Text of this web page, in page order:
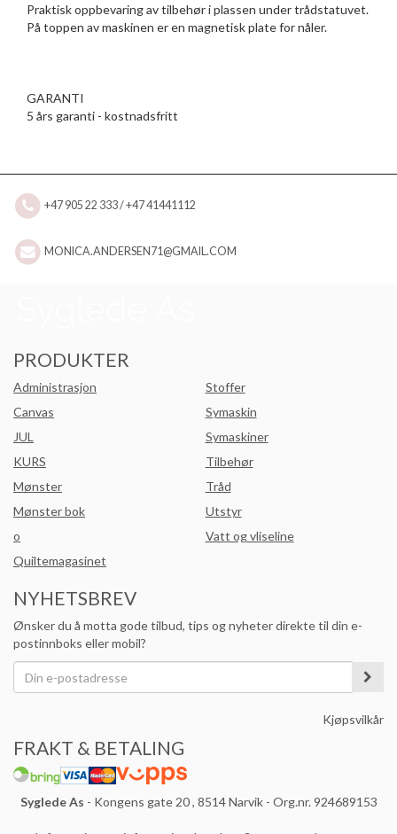
Praktisk oppbevaring av tilbehør i plassen under trådstatuvet.
På toppen av maskinen er en magnetisk plate for nåler.
GARANTI
5 års garanti - kostnadsfritt
+47 905 22 333 / +47 41441112
MONICA.ANDERSEN71@GMAIL.COM
PRODUKTER
Administrasjon
Canvas
JUL
KURS
Mønster
Mønster bok
o
Quiltemagasinet
Stoffer
Symaskin
Symaskiner
Tilbehør
Tråd
Utstyr
Vatt og vliseline
NYHETSBREV
Ønsker du å motta gode tilbud, tips og nyheter direkte til din e-
postinnboks eller mobil?
Kjøpsvilkår
FRAKT & BETALING
Syglede As - Kongens gate 20 , 8514 Narvik - Org.nr. 924689153